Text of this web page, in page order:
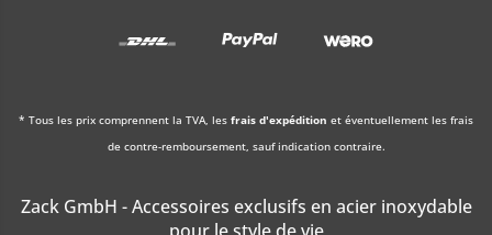
* Tous les prix comprennent la TVA, les frais d'expédition et éventuellement les frais
de contre-remboursement, sauf indication contraire.
Zack GmbH - Accessoires exclusifs en acier inoxydable